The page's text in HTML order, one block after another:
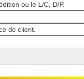
ou le L/C, D/P.
de client.